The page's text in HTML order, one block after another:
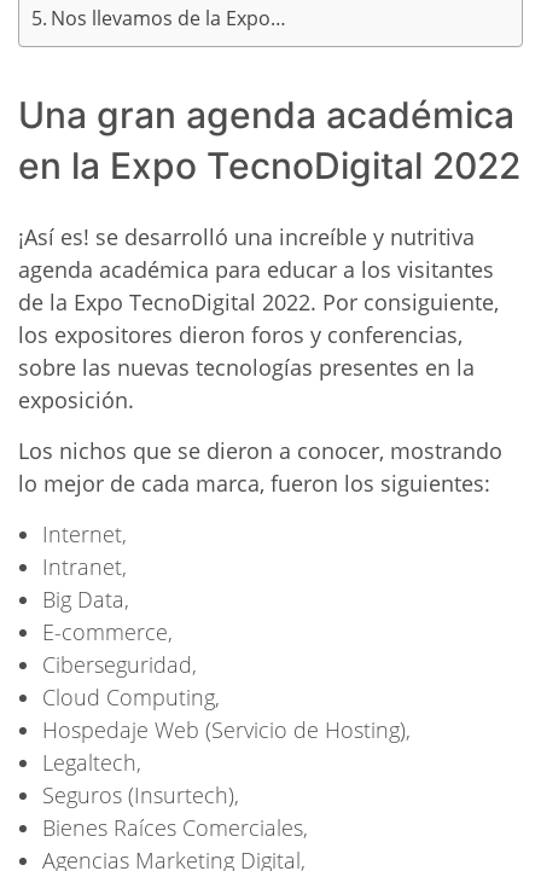
Nos llevamos de la Expo…
Una gran agenda académica
en la Expo TecnoDigital 2022
¡Así es! se desarrolló una increíble y nutritiva
agenda académica para educar a los visitantes
de la Expo TecnoDigital 2022. Por consiguiente,
los expositores dieron foros y conferencias,
sobre las nuevas tecnologías presentes en la
exposición.
Los nichos que se dieron a conocer, mostrando
lo mejor de cada marca, fueron los siguientes:
Internet,
Intranet,
Big Data,
E-commerce,
Ciberseguridad,
Cloud Computing,
Hospedaje Web (Servicio de Hosting),
Legaltech,
Seguros (Insurtech),
Bienes Raíces Comerciales,
Agencias Marketing Digital,